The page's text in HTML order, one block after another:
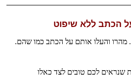
הכתב ללא שיפוט
מהרו והעלו אותם על הכתב כמו שהם.
שנראים לכם טובים לצד כאלו